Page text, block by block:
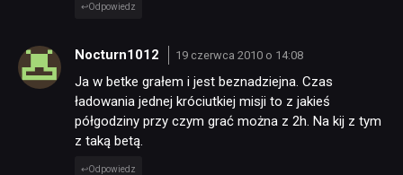
Odpowiedz
Nocturn1012 19 czerwca 2010 o 14:08
Ja w betke grałem i jest beznadziejna. Czas
ładowania jednej króciutkiej misji to z jakieś
półgodziny przy czym grać można z 2h. Na kij z tym
z taką betą.
Odpowiedz